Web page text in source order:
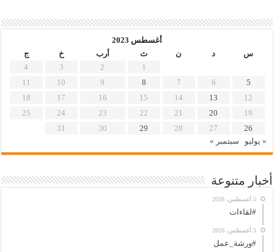
أغسطس 2023
س
د ن ث أرب خ
ج
1
2
3
4
5
6
7
8
9
10
11
12
13
14
15
16
17
18
19
20
21
22
23
24
25
26
27
28
29
30
31
« يوليو
سبتمبر »
أخبار متنوعة
5 أغسطس، 2026
#لقاءات
5 أغسطس، 2026
#ورشة_عمل